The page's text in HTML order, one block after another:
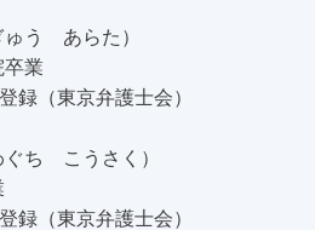
う あらた）
業
（東京弁護士会）
ち こうさく）
（東京弁護士会）